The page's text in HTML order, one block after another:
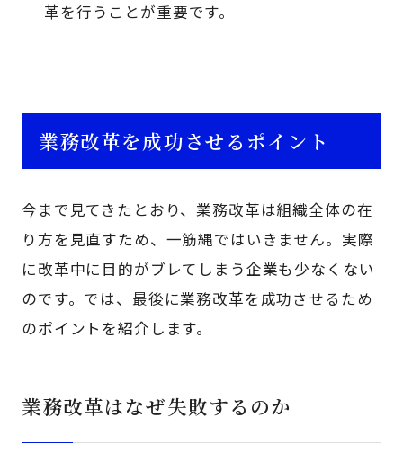
革を行うことが重要です。
業務改革を成功させるポイント
今まで見てきたとおり、業務改革は組織全体の在
り方を見直すため、一筋縄ではいきません。実際
に改革中に目的がブレてしまう企業も少なくない
のです。では、最後に業務改革を成功させるため
のポイントを紹介します。
業務改革はなぜ失敗するのか